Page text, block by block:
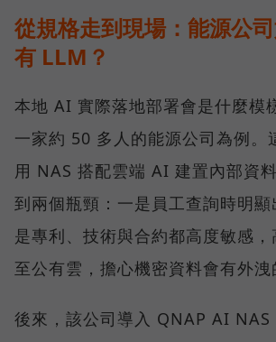
從規格走到現場：能源公
有 LLM？
本地 AI 實際落地部署會是什麼模
一家約 50 多人的能源公司為例。
用 NAS 搭配雲端 AI 建置內部資
到兩個瓶頸：一是員工查詢時明
是專利、技術與合約都高度敏感
至公有雲，擔心機密資料會有外洩
後來，該公司導入 QNAP AI NAS